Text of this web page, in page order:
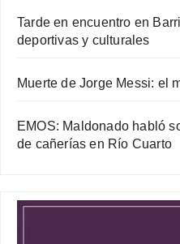
Tarde en encuentro en
deportivas y culturales
Muerte de Jorge Messi: el
EMOS: Maldonado habló
de cañerías en Río Cuarto